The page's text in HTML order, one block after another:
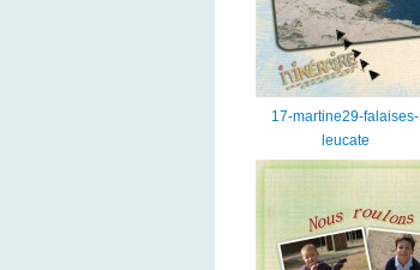
17-martine29-falaises-
leucate